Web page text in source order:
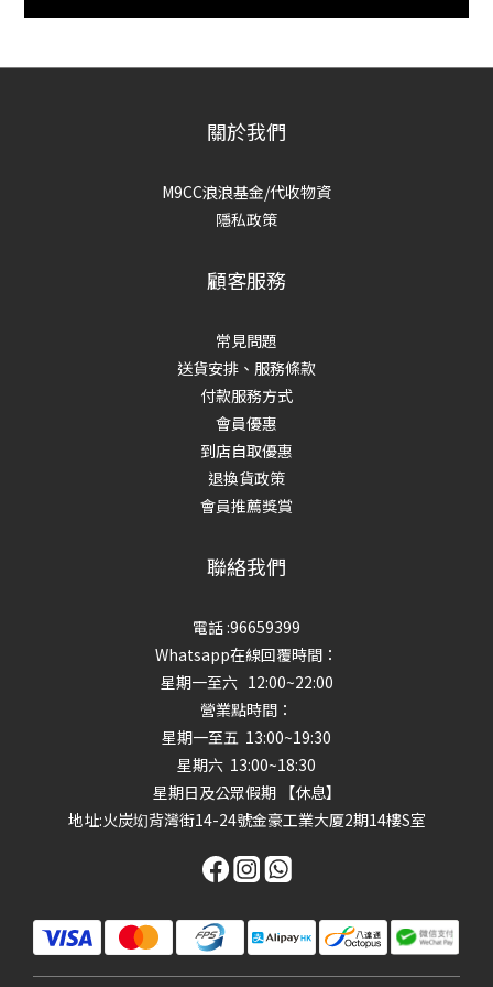
關於我們
M9CC浪浪基金/代收物資
隱私政策
顧客服務
常見問題
送貨安排、服務條款
付款服務方式
會員優惠
到店自取優惠
退換貨政策
會員推薦獎賞
聯絡我們
電話 :96659399
Whatsapp在線回覆時間：
星期一至六 12:00~22:00
營業點時間：
星期一至五 13:00~19:30
星期六 13:00~18:30
星期日及公眾假期 【休息】
地址:火炭㘭背灣街14-24號金豪工業大厦2期14樓S室